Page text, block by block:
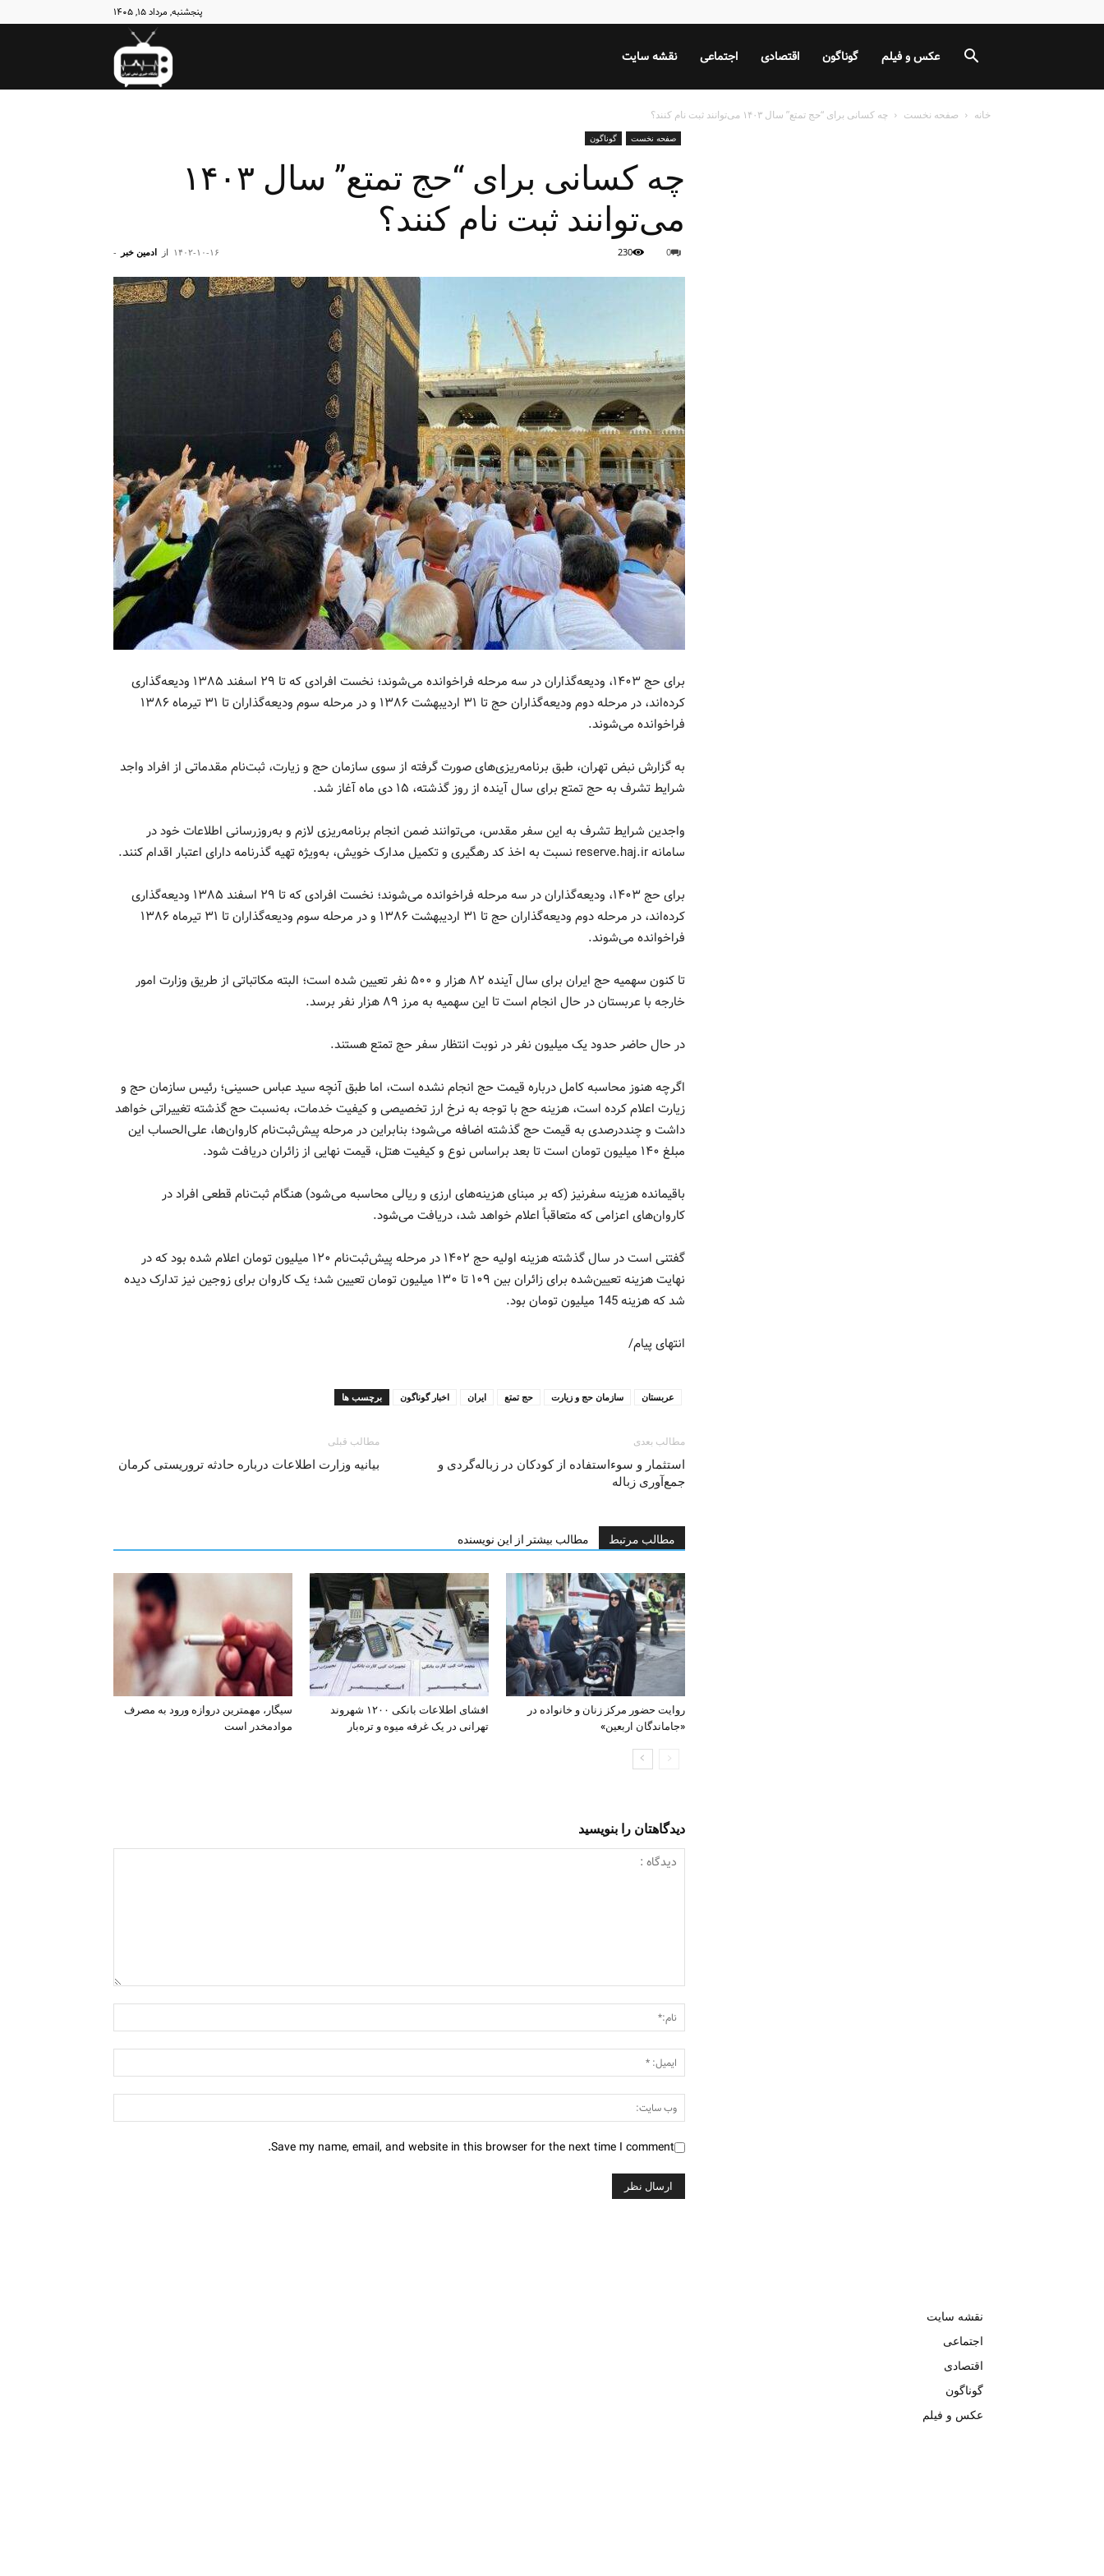
پنجشنبه, مرداد ۱۵, ۱۴۰۵
نبض نقشه سایت اجتماعی اقتصادی گوناگون عکس و فیلم
خانه صفحه نخست چه کسانی برای “حج تمتع” سال ۱۴۰۳ می‌توانند ثبت نام کنند؟
صفحه نخست گوناگون
چه کسانی برای “حج تمتع” سال ۱۴۰۳
می‌توانند ثبت نام کنند؟
از ادمین خبر - ۱۴۰۲-۱۰-۱۶ 0
230
برای حج ۱۴۰۳، ودیعه‌گذاران در سه مرحله فراخوانده می‌شوند؛ نخست افرادی که تا ۲۹ اسفند ۱۳۸۵ ودیعه‌گذاری
کرده‌اند، در مرحله دوم ودیعه‌گذاران حج تا ۳۱ اردیبهشت ۱۳۸۶ و در مرحله سوم ودیعه‌گذاران تا ۳۱ تیرماه ۱۳۸۶
فراخوانده می‌شوند.
به گزارش نبض تهران، طبق برنامه‌ریزی‌‌های صورت گرفته از سوی سازمان حج و زیارت، ثبت‌نام مقدماتی از افراد واجد
شرایط تشرف به حج تمتع برای سال آینده از روز گذشته، ۱۵ دی ماه آغاز شد.
واجدین شرایط تشرف به این سفر مقدس، می‌توانند ضمن انجام برنامه‌ریزی لازم و به‌روزرسانی اطلاعات خود در
سامانه reserve.haj.ir نسبت به اخذ کد‌ رهگیری و تکمیل مدارک خویش، به‌ویژه تهیه گذرنامه دارای اعتبار اقدام کنند.
برای حج ۱۴۰۳، ودیعه‌گذاران در سه مرحله فراخوانده می‌شوند؛ نخست افرادی که تا ۲۹ اسفند ۱۳۸۵ ودیعه‌گذاری
کرده‌اند، در مرحله دوم ودیعه‌گذاران حج تا ۳۱ اردیبهشت ۱۳۸۶ و در مرحله سوم ودیعه‌گذاران تا ۳۱ تیرماه ۱۳۸۶
فراخوانده می‌شوند.
تا کنون سهمیه حج ایران برای سال آینده ۸۲ هزار و ۵۰۰ نفر تعیین شده است؛ البته مکاتباتی از طریق وزارت امور
خارجه با عربستان در حال انجام است تا این سهمیه به مرز ۸۹ هزار نفر برسد.
در حال حاضر حدود یک میلیون نفر در نوبت انتظار سفر حج تمتع هستند.
اگرچه هنوز محاسبه کامل درباره قیمت حج انجام نشده است، اما طبق آنچه سید عباس حسینی؛ رئیس سازمان حج و
زیارت اعلام کرده است، هزینه حج با توجه به نرخ ارز تخصیصی و کیفیت خدمات، به‌نسبت حج گذشته تغییراتی خواهد
داشت و چنددرصدی به قیمت حج گذشته اضافه می‌شود؛ بنابراین در مرحله پیش‌ثبت‌نام کاروان‌ها، علی‌الحساب این
مبلغ ۱۴۰ میلیون تومان است تا بعد براساس نوع و کیفیت هتل، قیمت نهایی از زائران دریافت شود.
باقیمانده هزینه سفرنیز (که بر مبنای هزینه‌های ارزی و ریالی محاسبه می‌شود) هنگام ثبت‌نام قطعی افراد در
کاروان‌های اعزامی که متعاقباً اعلام خواهد شد، دریافت می‌شود.
گفتنی است در سال گذشته هزینه اولیه حج ۱۴۰۲ در مرحله پیش‌‌ثبت‌نام ۱۲۰ میلیون تومان اعلام شده بود که در
نهایت هزینه تعیین‌شده برای زائران بین ۱۰۹ تا ۱۳۰ میلیون تومان تعیین شد؛ یک کاروان برای زوجین نیز تدارک دیده
شد که هزینه 145 میلیون تومان بود.
انتهای پیام/
برچسب ها اخبار گوناگون ایران حج تمتع سازمان حج و زیارت عربستان
مطالب قبلی
بیانیه وزارت اطلاعات درباره حادثه‌‌ تروریستی کرمان
مطالب بعدی
استثمار و سوءاستفاده از کودکان در زباله‌گردی و
جمع‌آوری زباله
مطالب مرتبط مطالب بیشتر از این نویسنده
سیگار، مهمترین دروازه ورود به مصرف
موادمخدر است
افشای اطلاعات بانکی ۱۲۰۰ شهروند
تهرانی در یک غرفه میوه و تره‌بار
روایت حضور مرکز زنان و خانواده در
«جاماندگان اربعین»
دیدگاهتان را بنویسید
Save my name, email, and website in this browser for the next time I comment.
نقشه سایت
اجتماعی
اقتصادی
گوناگون
عکس و فیلم